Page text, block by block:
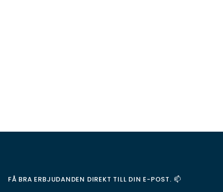
FÅ BRA ERBJUDANDEN DIREKT TILL DIN E-POST. 📫